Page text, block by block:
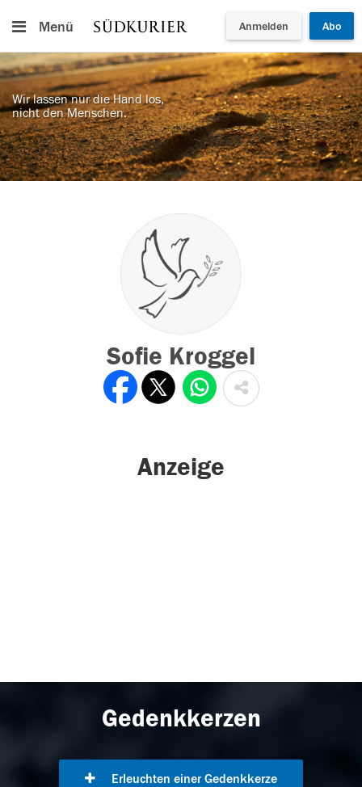
Menü Anmelden Abo
Wir lassen nur die Hand los,
nicht den Menschen.
Sofie Kroggel
Anzeige
Gedenkkerzen
Erleuchten einer Gedenkkerze